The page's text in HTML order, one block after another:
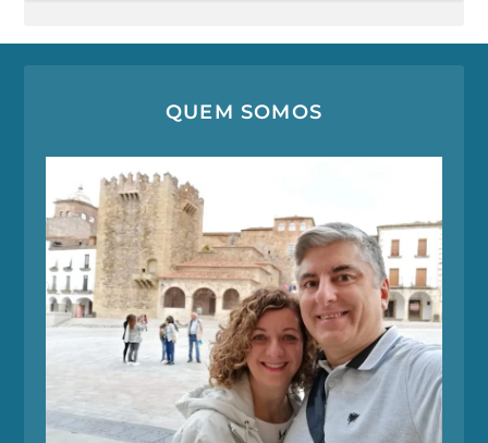
QUEM SOMOS